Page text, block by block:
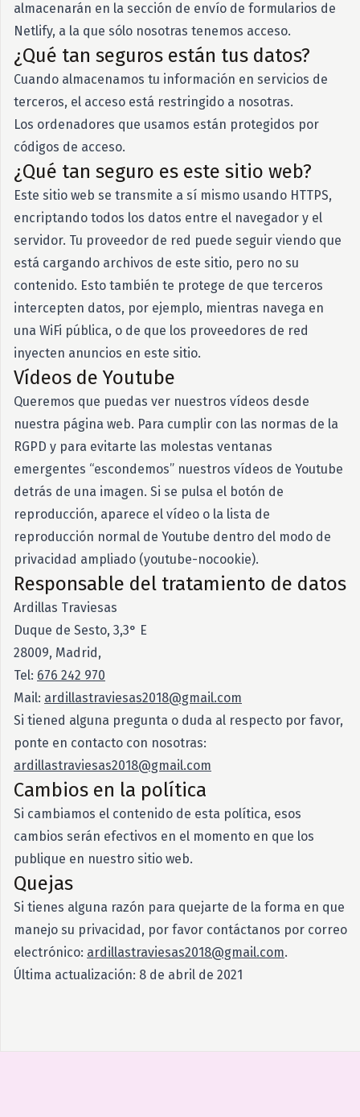
almacenarán en la sección de envío de formularios de
Netlify, a la que sólo nosotras tenemos acceso.
¿Qué tan seguros están tus datos?
Cuando almacenamos tu información en servicios de
terceros, el acceso está restringido a nosotras.
Los ordenadores que usamos están protegidos por
códigos de acceso.
¿Qué tan seguro es este sitio web?
Este sitio web se transmite a sí mismo usando HTTPS,
encriptando todos los datos entre el navegador y el
servidor. Tu proveedor de red puede seguir viendo que
está cargando archivos de este sitio, pero no su
contenido. Esto también te protege de que terceros
intercepten datos, por ejemplo, mientras navega en
una WiFi pública, o de que los proveedores de red
inyecten anuncios en este sitio.
Vídeos de Youtube
Queremos que puedas ver nuestros vídeos desde
nuestra página web. Para cumplir con las normas de la
RGPD y para evitarte las molestas ventanas
emergentes “escondemos” nuestros vídeos de Youtube
detrás de una imagen. Si se pulsa el botón de
reproducción, aparece el vídeo o la lista de
reproducción normal de Youtube dentro del modo de
privacidad ampliado (youtube-nocookie).
Responsable del tratamiento de datos
Ardillas Traviesas
Duque de Sesto, 3,3° E
28009, Madrid,
Tel: 676 242 970
Mail: ardillastraviesas2018@gmail.com
Si tiened alguna pregunta o duda al respecto por favor,
ponte en contacto con nosotras:
ardillastraviesas2018@gmail.com
Cambios en la política
Si cambiamos el contenido de esta política, esos
cambios serán efectivos en el momento en que los
publique en nuestro sitio web.
Quejas
Si tienes alguna razón para quejarte de la forma en que
manejo su privacidad, por favor contáctanos por correo
electrónico: ardillastraviesas2018@gmail.com.
Última actualización: 8 de abril de 2021